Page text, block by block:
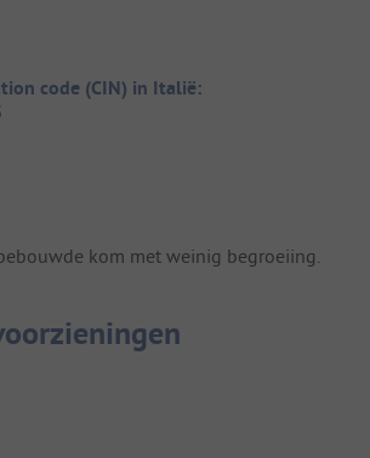
code (CIN) in Italië:
kom met weinig begroeiing.